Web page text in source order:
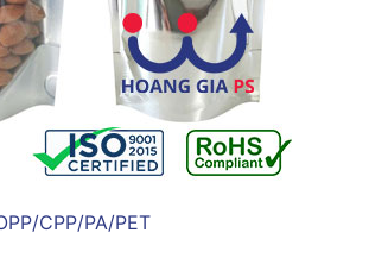
CPP/PA/PET